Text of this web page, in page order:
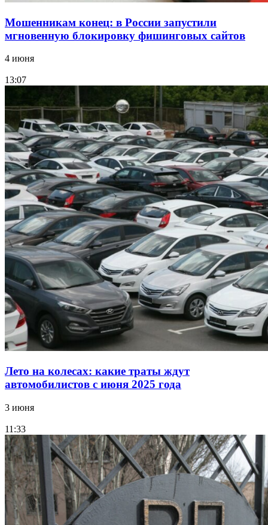
Мошенникам конец: в России запустили
мгновенную блокировку фишинговых сайтов
4 июня
13:07
Лето на колесах: какие траты ждут
автомобилистов с июня 2025 года
3 июня
11:33